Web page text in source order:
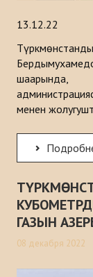
13.12.22
шаарында,
менен
ГАЗЫН
08 декабря 2022